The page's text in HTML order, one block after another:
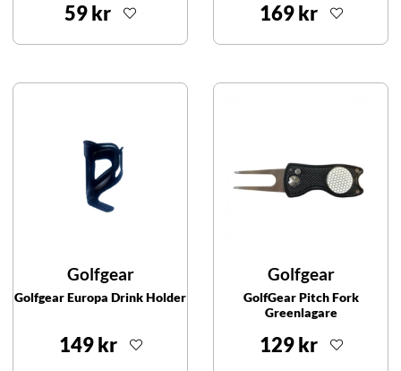
59 kr 169 kr
Golfgear
Golfgear Europa Drink Holder
149 kr
Golfgear
GolfGear Pitch Fork
Greenlagare
129 kr